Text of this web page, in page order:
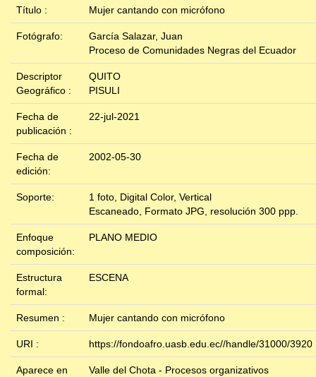
Título : Mujer cantando con micrófono
Fotógrafo:
García Salazar, Juan
Proceso de Comunidades Negras del Ecuador
Descriptor
Geográfico :
QUITO
PISULI
Fecha de
publicación :
22-jul-2021
Fecha de
edición:
2002-05-30
Soporte:
1 foto, Digital Color, Vertical
Escaneado, Formato JPG, resolución 300 ppp.
Enfoque
composición:
PLANO MEDIO
Estructura
formal:
ESCENA
Resumen : Mujer cantando con micrófono
URI : https://fondoafro.uasb.edu.ec//handle/31000/3920
Aparece en
Valle del Chota - Procesos organizativos